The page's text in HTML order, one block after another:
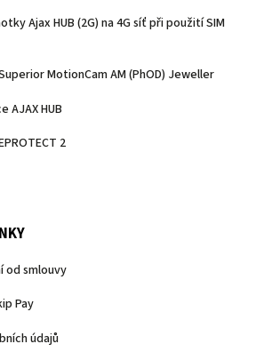
Ajax HUB (2G) na 4G síť při použití SIM
MotionCam AM (PhOD) Jeweller
AJAX HUB
2
od smlouvy
Pay
údajů